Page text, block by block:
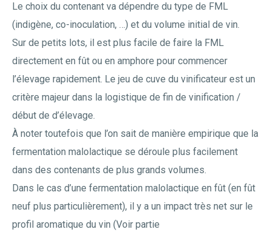
Le choix du contenant va dépendre du type de FML
(indigène, co-inoculation, …) et du volume initial de vin.
Sur de petits lots, il est plus facile de faire la FML
directement en fût ou en amphore pour commencer
l’élevage rapidement. Le jeu de cuve du vinificateur est un
critère majeur dans la logistique de fin de vinification /
début de d’élevage.
À noter toutefois que l’on sait de manière empirique que la
fermentation malolactique se déroule plus facilement
dans des contenants de plus grands volumes.
Dans le cas d’une fermentation malolactique en fût (en fût
neuf plus particulièrement), il y a un impact très net sur le
profil aromatique du vin (Voir partie